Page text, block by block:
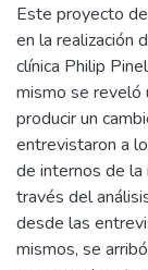
Este proyecto
en la realización
clínica Philip
mismo se reveló
producir un
entrevistaron a
de internos de la
través del
desde las
mismos, se